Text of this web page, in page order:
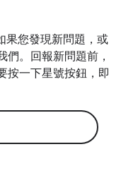
果您發現新問題，或
們。回報新問題前，
按一下星號按鈕，即